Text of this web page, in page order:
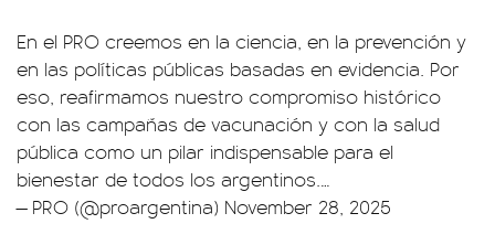
En el PRO creemos en la ciencia, en la prevención y
en las políticas públicas basadas en evidencia. Por
eso, reafirmamos nuestro compromiso histórico
con las campañas de vacunación y con la salud
pública como un pilar indispensable para el
bienestar de todos los argentinos.…
— PRO (@proargentina) November 28, 2025